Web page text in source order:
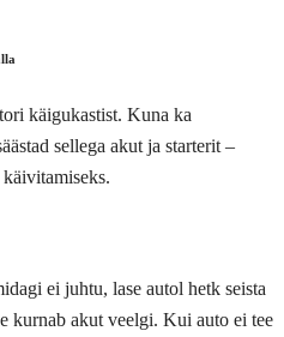
käigukastist. Kuna ka
sellega akut ja starterit –
ei juhtu, lase autol hetk seista
kurnab akut veelgi. Kui auto ei tee